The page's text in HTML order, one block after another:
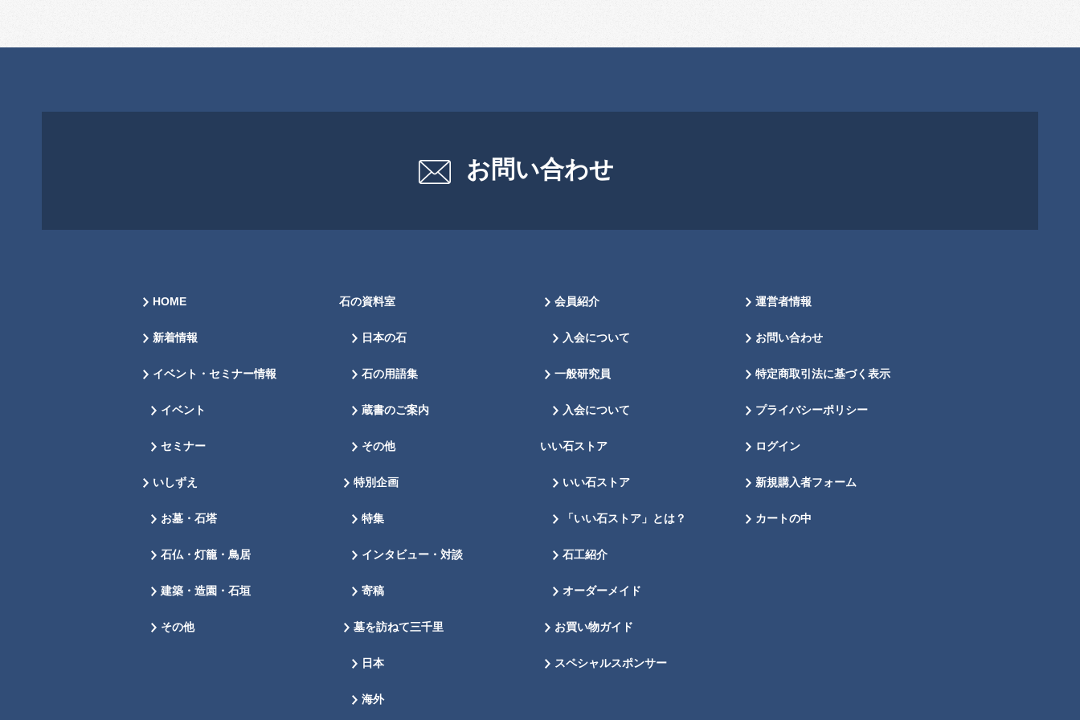
お問い合わせ
HOME
新着情報
イベント・セミナー情報
イベント
セミナー
いしずえ
お墓・石塔
石仏・灯籠・鳥居
建築・造園・石垣
その他
石の資料室
日本の石
石の用語集
蔵書のご案内
その他
特別企画
特集
インタビュー・対談
寄稿
墓を訪ねて三千里
日本
海外
会員紹介
入会について
一般研究員
入会について
いい石ストア
いい石ストア
「いい石ストア」とは？
石工紹介
オーダーメイド
お買い物ガイド
スペシャルスポンサー
運営者情報
お問い合わせ
特定商取引法に基づく表示
プライバシーポリシー
ログイン
新規購入者フォーム
カートの中